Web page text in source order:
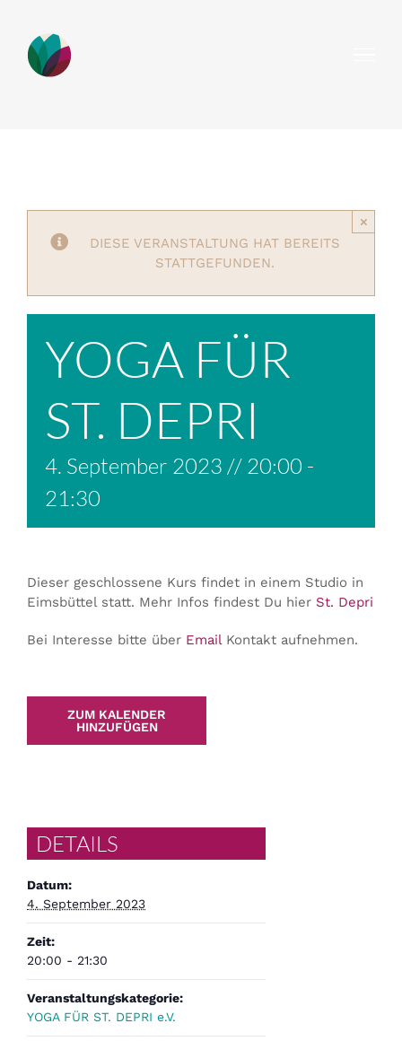
springen
DIESE VERANSTALTUNG HAT BEREITS
STATTGEFUNDEN.
×
YOGA FÜR
ST. DEPRI
4. September 2023 // 20:00 -
21:30
Dieser geschlossene Kurs findet in einem Studio in
Eimsbüttel statt. Mehr Infos findest Du hier St. Depri
Bei Interesse bitte über EmailKontakt aufnehmen.
ZUM KALENDER
HINZUFÜGEN
DETAILS
Datum:
4. September 2023
Zeit:
20:00 - 21:30
Veranstaltungskategorie:
YOGA FÜR ST. DEPRI e.V.